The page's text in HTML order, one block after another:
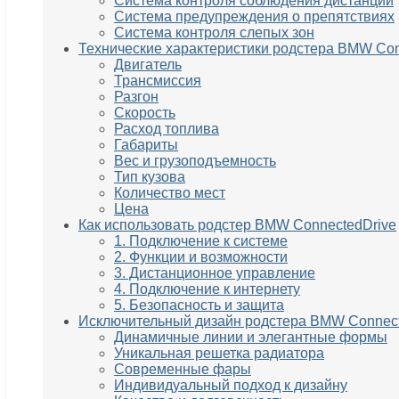
Система предупреждения о препятствиях
Система контроля слепых зон
Технические характеристики родстера BMW
Двигатель
Трансмиссия
Разгон
Скорость
Расход топлива
Габариты
Вес и грузоподъемность
Тип кузова
Количество мест
Цена
Как использовать родстер BMW ConnectedDrive
1. Подключение к системе
2. Функции и возможности
3. Дистанционное управление
4. Подключение к интернету
5. Безопасность и защита
Исключительный дизайн родстера BMW
Динамичные линии и элегантные формы
Уникальная решетка радиатора
Современные фары
Индивидуальный подход к дизайну